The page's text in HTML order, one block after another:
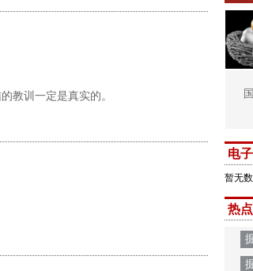
教训一定是真实的。
电
暂无数
热